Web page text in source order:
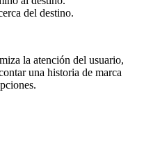
del destino.
la atención del usuario,
una historia de marca